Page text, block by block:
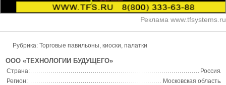
Реклама www.tfsystems.ru
Рубрика: Торговые павильоны, киоски, палатки
ООО «ТЕХНОЛОГИИ БУДУЩЕГО»
Страна:
Россия
Регион:
Московская область